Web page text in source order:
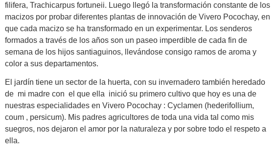
filifera, Trachicarpus fortuneii. Luego llegó la transformación constante de los
macizos por probar diferentes plantas de innovación de Vivero Pocochay, en
que cada macizo se ha transformado en un experimentar. Los senderos
formados a través de los años son un paseo imperdible de cada fin de
semana de los hijos santiaguinos, llevándose consigo ramos de aroma y
color a sus departamentos.
El jardín tiene un sector de la huerta, con su invernadero también heredado
de mi madre con el que ella inició su primero cultivo que hoy es una de
nuestras especialidades en Vivero Pocochay : Cyclamen (hederifollium,
coum , persicum). Mis padres agricultores de toda una vida tal como mis
suegros, nos dejaron el amor por la naturaleza y por sobre todo el respeto a
ella.